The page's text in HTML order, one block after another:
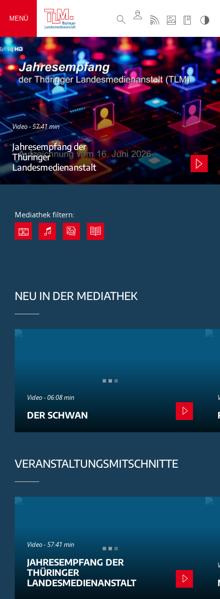
MENÜ
Video - 57:41 min
Jahresempfang der
Thüringer
Landesmedienanstalt
Mediathek filtern:
NEU IN DER MEDIATHEK
Video - 06:08 min
DER SCHWAN
VERANSTALTUNGSMITSCHNITTE
Video - 57:41 min
JAHRESEMPFANG DER
THÜRINGER
LANDESMEDIENANSTALT